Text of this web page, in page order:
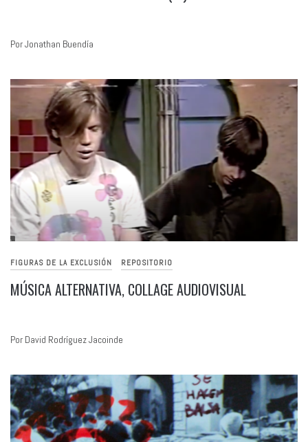
Por Jonathan Buendía
FIGURAS DE LA EXCLUSIÓN REPOSITORIO
MÚSICA ALTERNATIVA, COLLAGE AUDIOVISUAL
Por David Rodríguez Jacoinde